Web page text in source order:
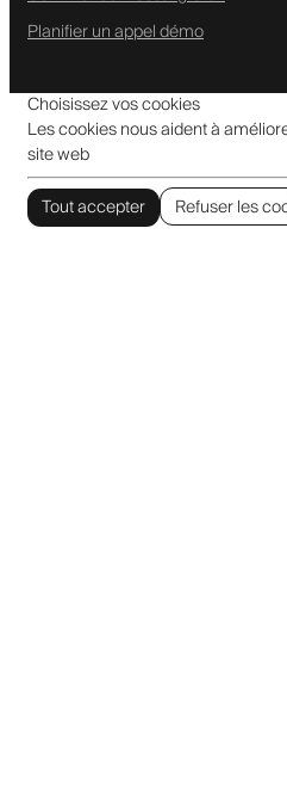
Planifier un appel démo
Choisissez vos cookies
Les cookies nous aident à
site web
Tout accepter
Refuser les